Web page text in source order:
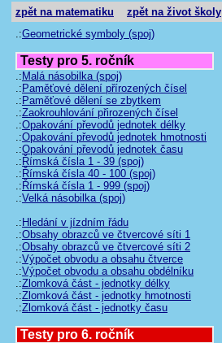
zpět na matematiku zpět na život školy
.:Geometrické symboly (spoj)
Testy pro 5. ročník
.: Malá násobilka (spoj)
.: Paměťové dělení přírozených čísel
.: Paměťové dělení se zbytkem
.:Zaokrouhlování přirozených čísel
.:Opakování převodů jednotek délky
.:Opakování převodů jednotek hmotnosti
.:Opakování převodů jednotek času
.: Římská čísla 1 - 39 (spoj)
.: Římská čísla 40 - 100 (spoj)
.: Římská čísla 1 - 999 (spoj)
.:Velká násobilka (spoj)
.: Hledání v jízdním řádu
.:Obsahy obrazců ve čtvercové síti 1
.:Obsahy obrazců ve čtvercové síti 2
.:Výpočet obvodu a obsahu čtverce
.:Výpočet obvodu a obsahu obdélníku
.:Zlomková část - jednotky délky
.:Zlomková část - jednotky hmotnosti
.:Zlomková část - jednotky času
Testy pro 6. ročník